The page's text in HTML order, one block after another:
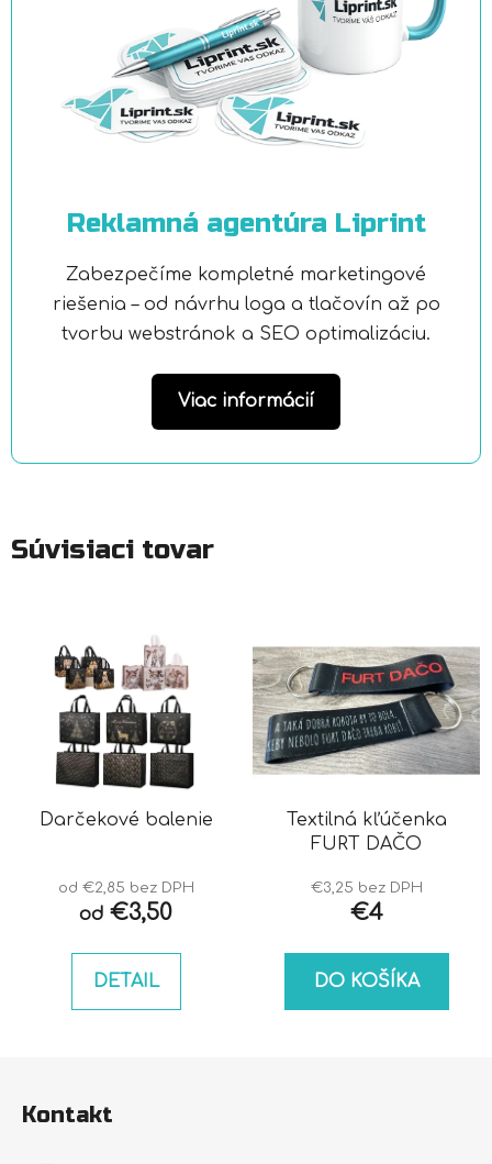
Reklamná agentúra Liprint
Zabezpečíme kompletné marketingové
riešenia – od návrhu loga a tlačovín až po
tvorbu webstránok a SEO optimalizáciu.
Viac informácií
Súvisiaci tovar
Darčekové balenie
od €2,85 bez DPH
od €3,50
DETAIL
Textilná kľúčenka
FURT DAČO
€3,25 bez DPH
€4
DO KOŠÍKA
Kontakt